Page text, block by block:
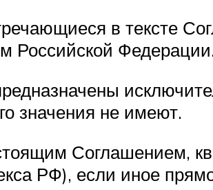
в тексте
Российской
значения не имеют.
Соглашением,
РФ), если иное